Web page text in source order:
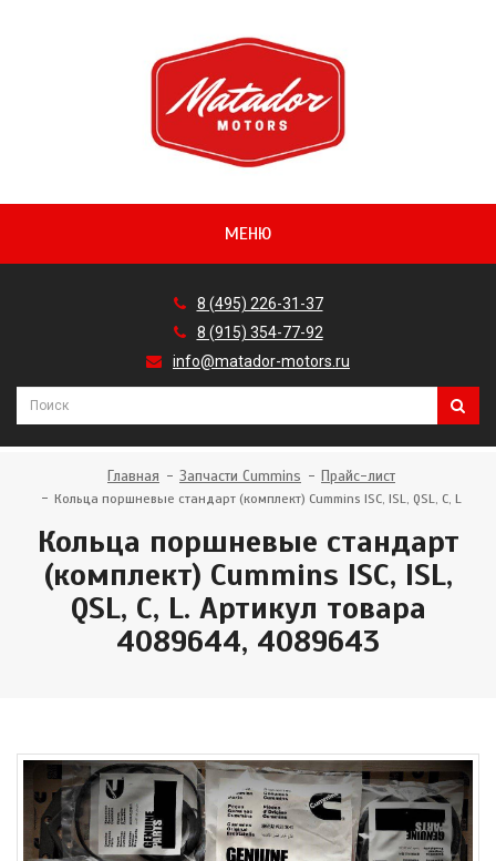
МЕНЮ
8 (495) 226-31-37
8 (915) 354-77-92
info@matador-motors.ru
Главная Запчасти Cummins Прайс-лист
Кольца поршневые стандарт (комплект) Cummins ISC, ISL, QSL, C, L
Кольца поршневые стандарт
(комплект) Cummins ISC, ISL,
QSL, C, L. Артикул товара
4089644, 4089643